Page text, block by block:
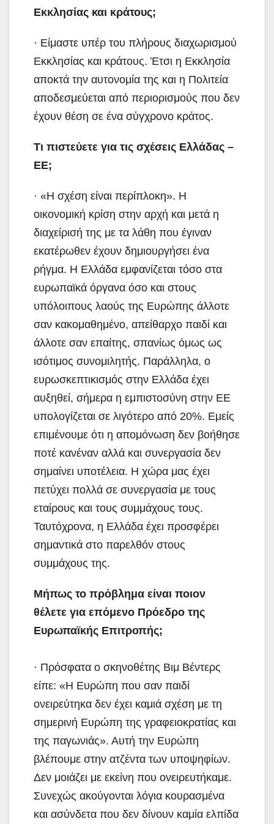
Εκκλησίας και κράτους;
· Είμαστε υπέρ του πλήρους διαχωρισμού
Εκκλησίας και κράτους. Έτσι η Εκκλησία
αποκτά την αυτονομία της και η Πολιτεία
αποδεσμεύεται από περιορισμούς που δεν
έχουν θέση σε ένα σύγχρονο κράτος.
Τι πιστεύετε για τις σχέσεις Ελλάδας –
ΕΕ;
· «Η σχέση είναι περίπλοκη». Η
οικονομική κρίση στην αρχή και μετά η
διαχείρισή της με τα λάθη που έγιναν
εκατέρωθεν έχουν δημιουργήσει ένα
ρήγμα. Η Ελλάδα εμφανίζεται τόσο στα
ευρωπαϊκά όργανα όσο και στους
υπόλοιπους λαούς της Ευρώπης άλλοτε
σαν κακομαθημένο, απείθαρχο παιδί και
άλλοτε σαν επαίτης, σπανίως όμως ως
ισότιμος συνομιλητής. Παράλληλα, ο
ευρωσκεπτικισμός στην Ελλάδα έχει
αυξηθεί, σήμερα η εμπιστοσύνη στην ΕΕ
υπολογίζεται σε λιγότερο από 20%. Εμείς
επιμένουμε ότι η απομόνωση δεν βοήθησε
ποτέ κανέναν αλλά και συνεργασία δεν
σημαίνει υποτέλεια. Η χώρα μας έχει
πετύχει πολλά σε συνεργασία με τους
εταίρους και τους συμμάχους τους.
Ταυτόχρονα, η Ελλάδα έχει προσφέρει
σημαντικά στο παρελθόν στους
συμμάχους της.
Μήπως το πρόβλημα είναι ποιον
θέλετε για επόμενο Πρόεδρο της
Ευρωπαϊκής Επιτροπής;
· Πρόσφατα ο σκηνοθέτης Βιμ Βέντερς
είπε: «Η Ευρώπη που σαν παιδί
ονειρεύτηκα δεν έχει καμιά σχέση με τη
σημερινή Ευρώπη της γραφειοκρατίας και
της παγωνιάς». Αυτή την Ευρώπη
βλέπουμε στην ατζέντα των υποψηφίων.
Δεν μοιάζει με εκείνη που ονειρευτήκαμε.
Συνεχώς ακούγονται λόγια κουρασμένα
και ασύνδετα που δεν δίνουν καμία ελπίδα